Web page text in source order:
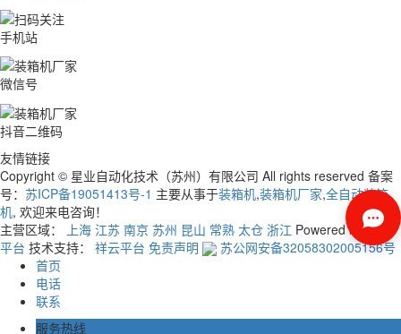
手机站
微信号
抖音二维码
友情链接
Copyright © 星业自动化技术（苏州）有限公司 All rights reserved 备案
号： 苏ICP备19051413号-1 主要从事于装箱机,装箱机厂家,全自动装箱
机, 欢迎来电咨询！
主营区域：
上海 江苏 南京 苏州 昆山 常熟 太仓 浙江 Powered by祥云
平台 技术支持： 祥云平台 免责声明
苏公网安备32058302005156号
首页
电话
联系
服务热线